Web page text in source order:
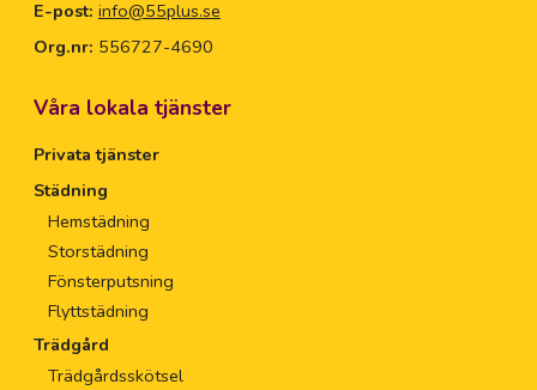
E-post: info@55plus.se
Org.nr: 556727-4690
Våra lokala tjänster
Privata tjänster
Städning
Hemstädning
Storstädning
Fönsterputsning
Flyttstädning
Trädgård
Trädgårdsskötsel